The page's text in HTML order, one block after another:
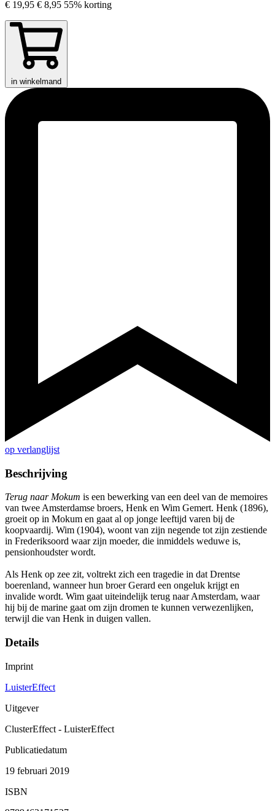
€ 19,95 € 8,95 55% korting
in winkelmand
op verlanglijst
Beschrijving
Terug naar Mokum is een bewerking van een deel van de memoires
van twee Amsterdamse broers, Henk en Wim Gemert. Henk (1896),
groeit op in Mokum en gaat al op jonge leeftijd varen bij de
koopvaardij. Wim (1904), woont van zijn negende tot zijn zestiende
in Frederiksoord waar zijn moeder, die inmiddels weduwe is,
pensionhoudster wordt.
Als Henk op zee zit, voltrekt zich een tragedie in dat Drentse
boerenland, wanneer hun broer Gerard een ongeluk krijgt en
invalide wordt. Wim gaat uiteindelijk terug naar Amsterdam, waar
hij bij de marine gaat om zijn dromen te kunnen verwezenlijken,
terwijl die van Henk in duigen vallen.
Details
Imprint
LuisterEffect
Uitgever
ClusterEffect - LuisterEffect
Publicatiedatum
19 februari 2019
ISBN